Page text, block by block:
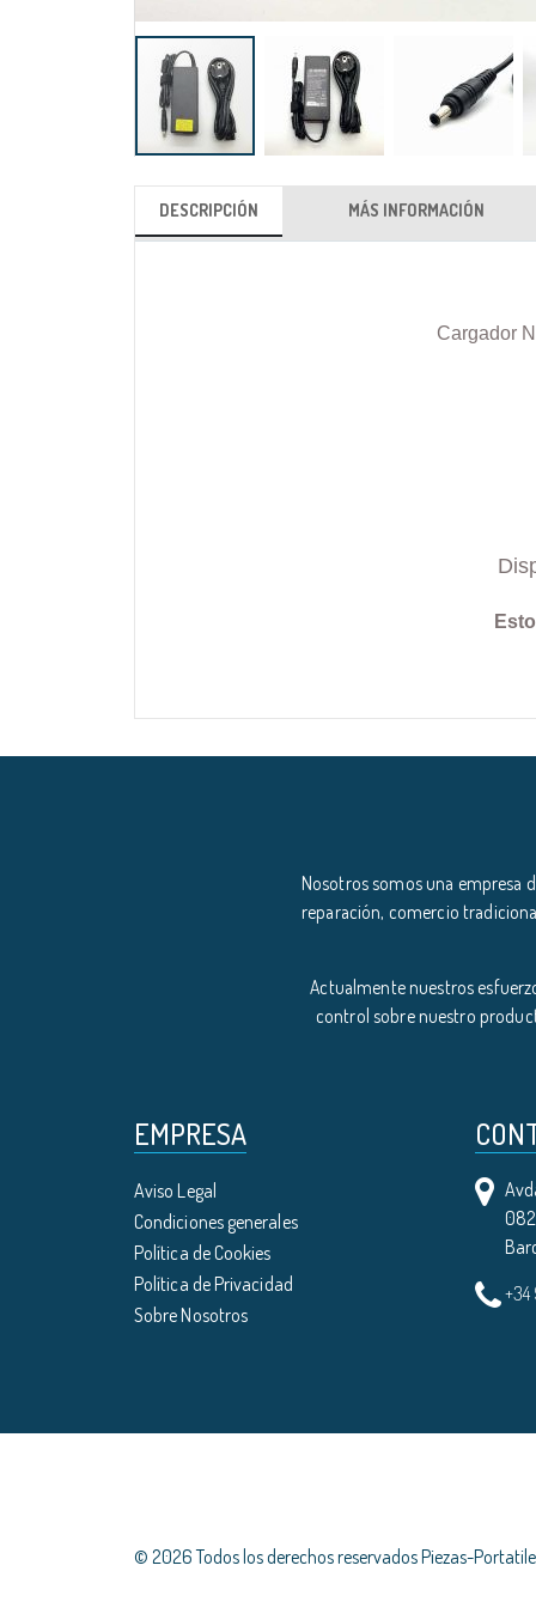
DESCRIPCIÓN
Cargador
MÁS INFORMACIÓN
Nosotros somos una empresa
reparación, comercio
Actualmente nuestros
control sobre nuestro
EMPRESA
Aviso Legal
Condiciones generales
Política de Cookies
Política de Privacidad
Sobre Nosotros
© 2026 Todos los derechos reservados Piezas-